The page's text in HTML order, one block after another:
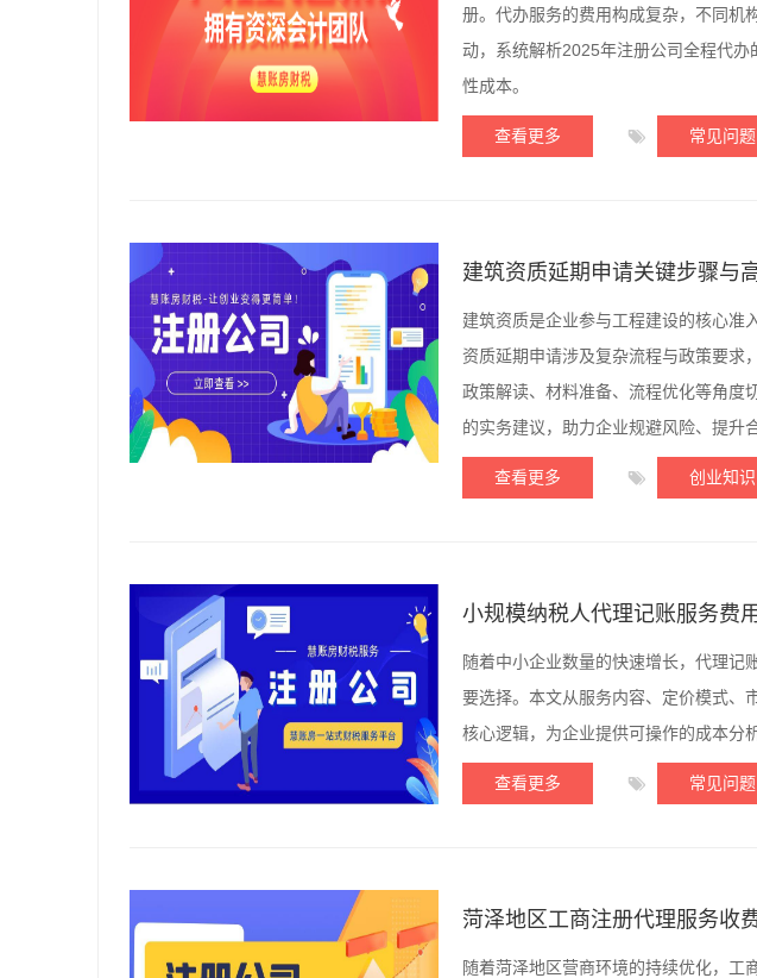
册。代办服务的费用构成复杂，不同机
动，系统解析2025年注册公司全程代
性成本。
查看更多 常见问题
建筑资质延期申请关键步骤与
建筑资质是企业参与工程建设的核心准
资质延期申请涉及复杂流程与政策要求
政策解读、材料准备、流程优化等角度
的实务建议，助力企业规避风险、提升
查看更多 创业知识
小规模纳税人代理记账服务费
随着中小企业数量的快速增长，代理记
要选择。本文从服务内容、定价模式、
核心逻辑，为企业提供可操作的成本分
查看更多 常见问题
菏泽地区工商注册代理服务收
随着菏泽地区营商环境的持续优化，工